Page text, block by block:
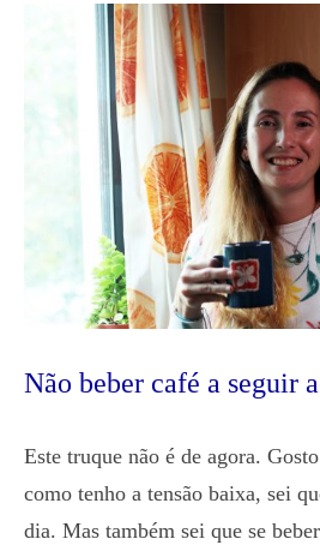
Não beber café a seguir
Este truque não é de agora.
como tenho a tensão baixa, sei
dia. Mas também sei que se